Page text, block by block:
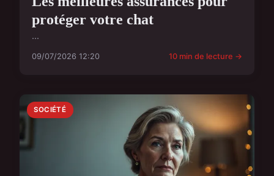
protéger votre chat
...
09/07/2026 12:20 10 min de lecture →
SOCIÉTÉ